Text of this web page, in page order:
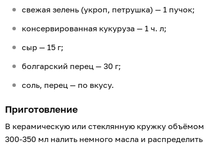
свежая зелень (укроп, петрушка) — 1 пучок;
консервированная кукуруза — 1 ч. л;
сыр — 15 г;
болгарский перец — 30 г;
соль, перец — по вкусу.
Приготовление
В керамическую или стеклянную кружку объёмом
300-350 мл налить немного масла и распределить